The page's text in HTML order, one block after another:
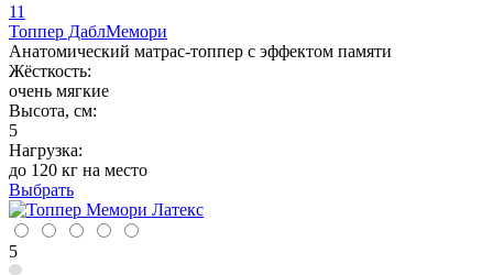
11
Топпер ДаблМемори
Анатомический матрас-топпер с эффектом памяти
Жёсткость:
очень мягкие
Высота, см:
5
Нагрузка:
до 120 кг на место
Выбрать
5